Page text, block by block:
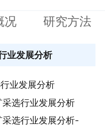
况 研究方法
业发展分析
业发展分析
选行业发展分析
选行业发展分析-